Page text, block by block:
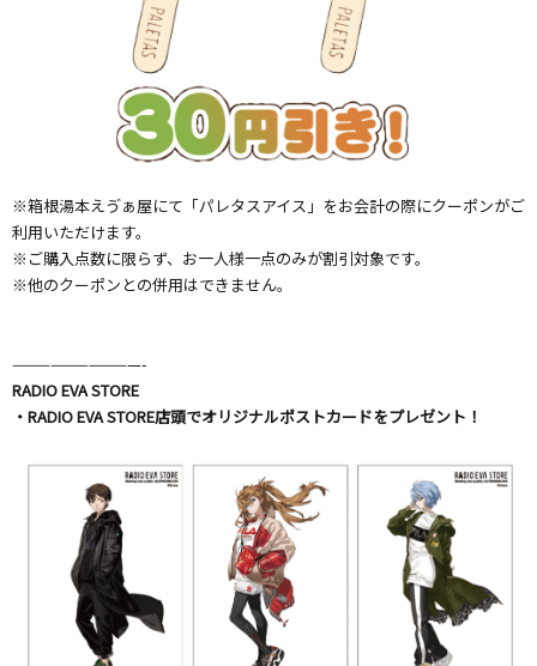
※箱根湯本えゔぁ屋にて「パレタスアイス」をお会計の際にクーポンがご
利用いただけます。
※ご購入点数に限らず、お一人様一点のみが割引対象です。
※他のクーポンとの併用はできません。
——————————-
RADIO EVA STORE
・RADIO EVA STORE店頭でオリジナルポストカードをプレゼント！